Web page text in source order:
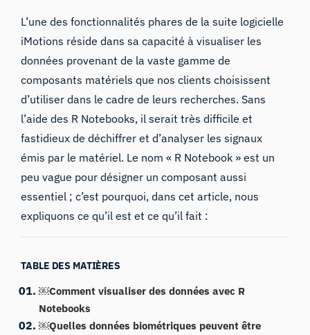
L’une des fonctionnalités phares de la suite logicielle
iMotions réside dans sa capacité à visualiser les
données provenant de la vaste gamme de
composants matériels que nos clients choisissent
d’utiliser dans le cadre de leurs recherches. Sans
l’aide des R Notebooks, il serait très difficile et
fastidieux de déchiffrer et d’analyser les signaux
émis par le matériel. Le nom « R Notebook » est un
peu vague pour désigner un composant aussi
essentiel ; c’est pourquoi, dans cet article, nous
expliquons ce qu’il est et ce qu’il fait :
TABLE DES MATIÈRES
￼Comment visualiser des données avec R
Notebooks
￼Quelles données biométriques peuvent être